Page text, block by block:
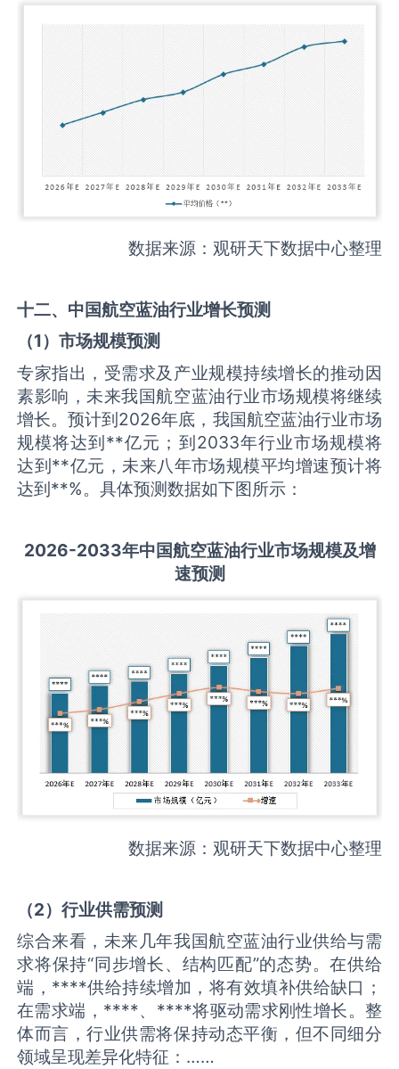
数据来源：观研天下数据中心整理
十二、中国航空蓝油行业增长预测
（1）市场规模预测
专家指出，受需求及产业规模持续增长的推动因
素影响，未来我国航空蓝油行业市场规模将继续
增长。预计到2026年底，我国航空蓝油行业市场
规模将达到**亿元；到2033年行业市场规模将
达到**亿元，未来八年市场规模平均增速预计将
达到**%。具体预测数据如下图所示：
2026-2033年中国航空蓝油行业市场规模及增
速预测
数据来源：观研天下数据中心整理
（2）行业供需预测
综合来看，未来几年我国航空蓝油行业供给与需
求将保持“同步增长、结构匹配”的态势。在供给
端，****供给持续增加，将有效填补供给缺口；
在需求端，****、****将驱动需求刚性增长。整
体而言，行业供需将保持动态平衡，但不同细分
领域呈现差异化特征：……